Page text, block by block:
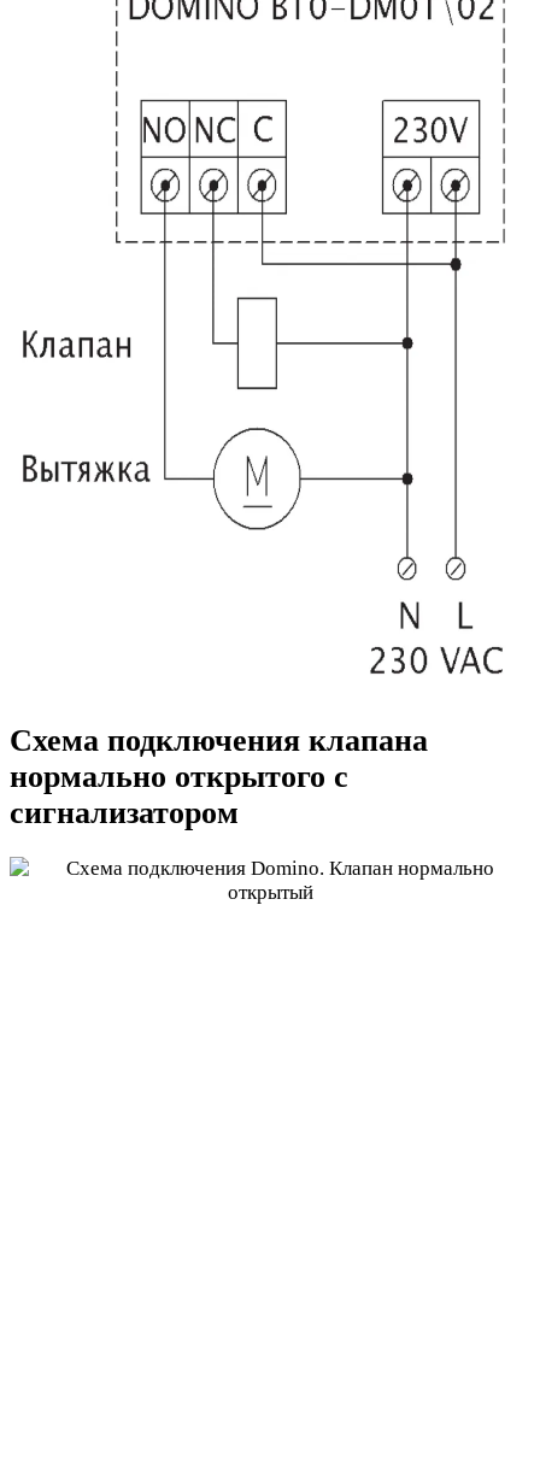
Схема подключения клапана
нормально открытого с
сигнализатором